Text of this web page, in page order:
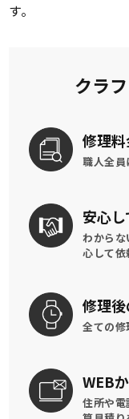
す。
クラ
修理
職人全員
安心
わからな
心して依
修理後
全ての修
WEB
住所や